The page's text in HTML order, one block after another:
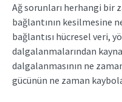
Ağ sorunları herhangi bir
bağlantının kesilmesine
bağlantısı hücresel veri,
dalgalanmalarından
dalgalanmasının ne
gücünün ne zaman